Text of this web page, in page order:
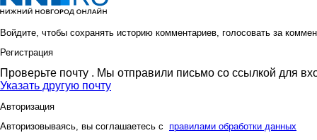
Войдите, чтобы сохранять историю комментариев, голосовать за
Регистрация
Проверьте почту . Мы отправили письмо со ссылкой для
Указать другую почту
Авторизация
Авторизовываясь, вы соглашаетесь с правилами обработки данных